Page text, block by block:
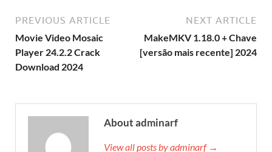
PREVIOUS ARTICLE
Movie Video Mosaic
Player 24.2.2 Crack
Download 2024
NEXT ARTICLE
MakeMKV 1.18.0 + Chave
[versão mais recente] 2024
About adminarf
View all posts by adminarf →